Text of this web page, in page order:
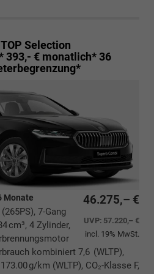
TOP Selection
393,- € monatlich* 36
46.275,– €
UVP: 57.220,– €
incl. 19% MwSt.
Monate
7-Gang
cm³, 4 Zylinder,
kombiniert 7,6 (WLTP),
g/km (WLTP), CO₂-Klasse F,